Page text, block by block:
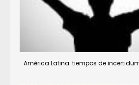
América Latina: tiempos de